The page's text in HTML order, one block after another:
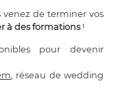
venez de terminer vos
à des formations!
pour devenir
, réseau de wedding